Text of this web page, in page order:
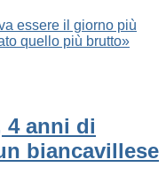
essere il giorno più
quello più brutto»
4 anni di
biancavillese